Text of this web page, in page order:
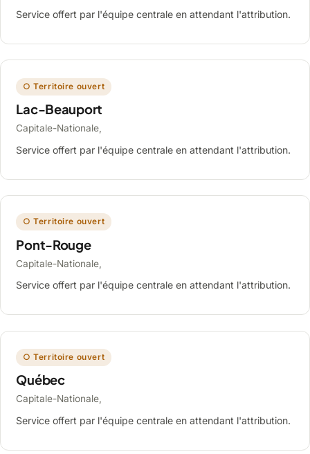
Service offert par l'équipe centrale en attendant l'attribution.
○ Territoire ouvert
Lac-Beauport
Capitale-Nationale,
Service offert par l'équipe centrale en attendant l'attribution.
○ Territoire ouvert
Pont-Rouge
Capitale-Nationale,
Service offert par l'équipe centrale en attendant l'attribution.
○ Territoire ouvert
Québec
Capitale-Nationale,
Service offert par l'équipe centrale en attendant l'attribution.